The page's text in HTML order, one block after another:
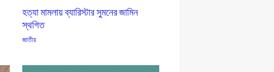
হত্যা মামলায় ব্যারিস্টার সুমনের জামিন
স্থগিত
জাতীয়